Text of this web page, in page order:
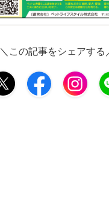
＼この記事をシェアする